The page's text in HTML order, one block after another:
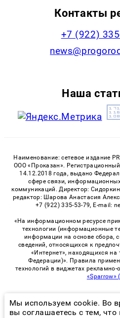
Контакты
+7 (922)
Наша
Наименование: сетевое издание
ООО «Проказан».
14.12.2018 года, выдано
сфере связи,
коммуникаций. Директор:
редактор: Шарова Анастасия
+7 (922) 335-53-79, E-mail:
«На информационном ресурсе
технологии (информационные
информации на основе сбора,
сведений, относящихся к
«Интернет», находящихся на
Федерации)». Правила
технологий в виджетах
«Sparrow»
© 2026 «PROGorodChelny»
Мы используем cookie. Во
вы соглашаетесь с тем,